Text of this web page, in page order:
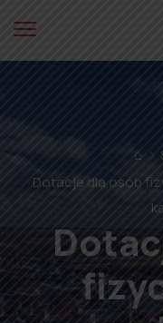
⌂
Dotacje dla osób